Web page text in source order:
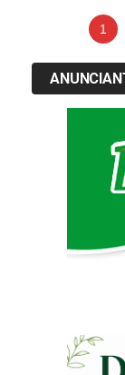
de
posts
1